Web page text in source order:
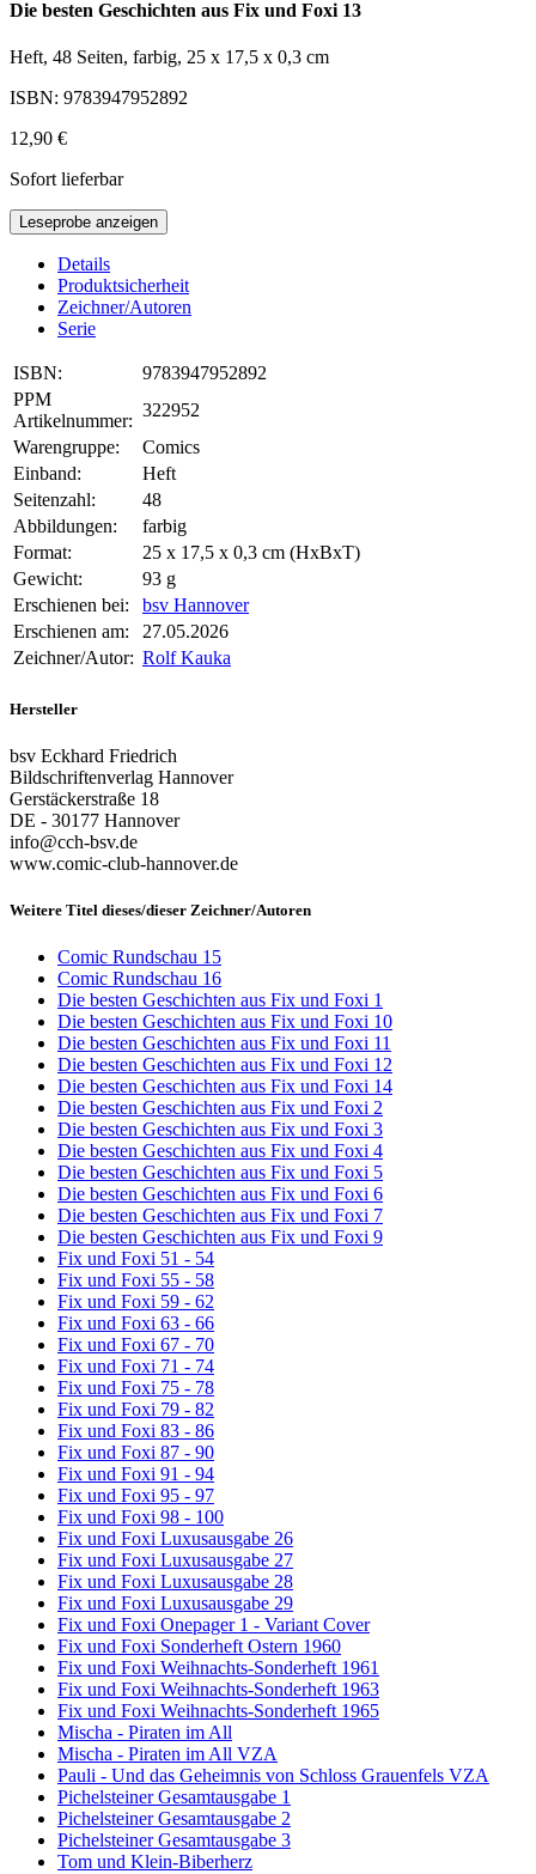
Die besten Geschichten aus Fix und Foxi 13
Heft, 48 Seiten, farbig, 25 x 17,5 x 0,3 cm
ISBN: 9783947952892
12,90 €
Sofort lieferbar
Leseprobe anzeigen
Details
Produktsicherheit
Zeichner/Autoren
Serie
ISBN:
9783947952892
PPM
Artikelnummer:
322952
Warengruppe:
Comics
Einband:
Heft
Seitenzahl:
48
Abbildungen:
farbig
Format:
25 x 17,5 x 0,3 cm (HxBxT)
Gewicht:
93 g
Erschienen bei:
bsv Hannover
Erschienen am:
27.05.2026
Zeichner/Autor: Rolf Kauka
Hersteller
bsv Eckhard Friedrich
Bildschriftenverlag Hannover
Gerstäckerstraße 18
DE - 30177 Hannover
info@cch-bsv.de
www.comic-club-hannover.de
Weitere Titel dieses/dieser Zeichner/Autoren
Comic Rundschau 15
Comic Rundschau 16
Die besten Geschichten aus Fix und Foxi 1
Die besten Geschichten aus Fix und Foxi 10
Die besten Geschichten aus Fix und Foxi 11
Die besten Geschichten aus Fix und Foxi 12
Die besten Geschichten aus Fix und Foxi 14
Die besten Geschichten aus Fix und Foxi 2
Die besten Geschichten aus Fix und Foxi 3
Die besten Geschichten aus Fix und Foxi 4
Die besten Geschichten aus Fix und Foxi 5
Die besten Geschichten aus Fix und Foxi 6
Die besten Geschichten aus Fix und Foxi 7
Die besten Geschichten aus Fix und Foxi 9
Fix und Foxi 51 - 54
Fix und Foxi 55 - 58
Fix und Foxi 59 - 62
Fix und Foxi 63 - 66
Fix und Foxi 67 - 70
Fix und Foxi 71 - 74
Fix und Foxi 75 - 78
Fix und Foxi 79 - 82
Fix und Foxi 83 - 86
Fix und Foxi 87 - 90
Fix und Foxi 91 - 94
Fix und Foxi 95 - 97
Fix und Foxi 98 - 100
Fix und Foxi Luxusausgabe 26
Fix und Foxi Luxusausgabe 27
Fix und Foxi Luxusausgabe 28
Fix und Foxi Luxusausgabe 29
Fix und Foxi Onepager 1 - Variant Cover
Fix und Foxi Sonderheft Ostern 1960
Fix und Foxi Weihnachts-Sonderheft 1961
Fix und Foxi Weihnachts-Sonderheft 1963
Fix und Foxi Weihnachts-Sonderheft 1965
Mischa - Piraten im All
Mischa - Piraten im All VZA
Pauli - Und das Geheimnis von Schloss Grauenfels VZA
Pichelsteiner Gesamtausgabe 1
Pichelsteiner Gesamtausgabe 2
Pichelsteiner Gesamtausgabe 3
Tom und Klein-Biberherz